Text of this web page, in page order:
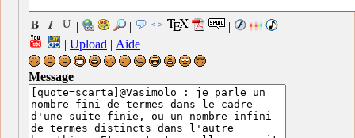
| |
|
| Upload | Aide
Message